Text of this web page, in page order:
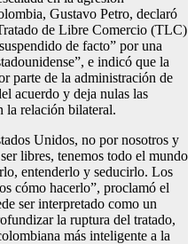
Gustavo Petro, declaró
de Libre Comercio (TLC)
de facto” por una
e indicó que la
parte de la administración de
acuerdo y deja nulas las
la relación bilateral.
Unidos, no por nosotros y
libres, tenemos todo el mundo
entenderlo y seducirlo. Los
cómo hacerlo”, proclamó el
ser interpretado como un
la ruptura del tratado,
más inteligente a la